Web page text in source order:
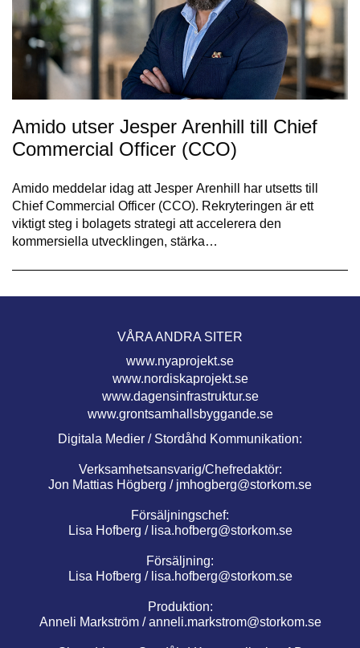
Amido utser Jesper Arenhill till Chief
Commercial Officer (CCO)
Amido meddelar idag att Jesper Arenhill har utsetts till
Chief Commercial Officer (CCO). Rekryteringen är ett
viktigt steg i bolagets strategi att accelerera den
kommersiella utvecklingen, stärka…
VÅRA ANDRA SITER
www.nyaprojekt.se
www.nordiskaprojekt.se
www.dagensinfrastruktur.se
www.grontsamhallsbyggande.se
Digitala Medier / Stordåhd Kommunikation:
Verksamhetsansvarig/Chefredaktör:
Jon Mattias Högberg / jmhogberg@storkom.se
Försäljningschef:
Lisa Hofberg / lisa.hofberg@storkom.se
Försäljning:
Lisa Hofberg / lisa.hofberg@storkom.se
Produktion:
Anneli Markström /anneli.markstrom@storkom.se